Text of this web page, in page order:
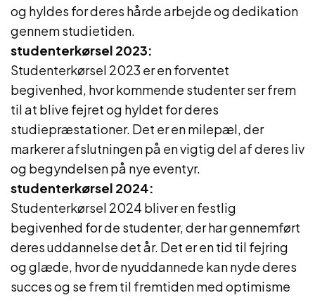
og hyldes for deres hårde arbejde og dedikation
gennem studietiden.
studenterkørsel 2023:
Studenterkørsel 2023 er en forventet
begivenhed, hvor kommende studenter ser frem
til at blive fejret og hyldet for deres
studiepræstationer. Det er en milepæl, der
markerer afslutningen på en vigtig del af deres liv
og begyndelsen på nye eventyr.
studenterkørsel 2024:
Studenterkørsel 2024 bliver en festlig
begivenhed for de studenter, der har gennemført
deres uddannelse det år. Det er en tid til fejring
og glæde, hvor de nyuddannede kan nyde deres
succes og se frem til fremtiden med optimisme